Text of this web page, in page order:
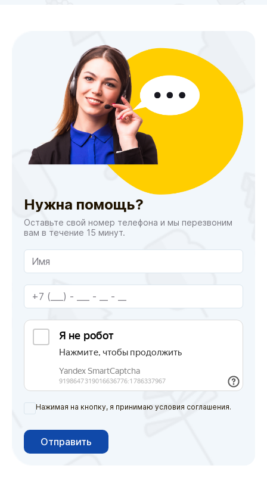
Нужна помощь?
Оставьте свой номер телефона и мы перезвоним
вам в течение 15 минут.
Нажимая на кнопку, я принимаю условия соглашения.
Отправить